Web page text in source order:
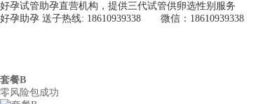
好孕试管助孕直营机构，提供三代试管供卵选性别服务
好孕助孕 送子热线: 18610939338 微信：18610939338
套餐B
零风险包成功